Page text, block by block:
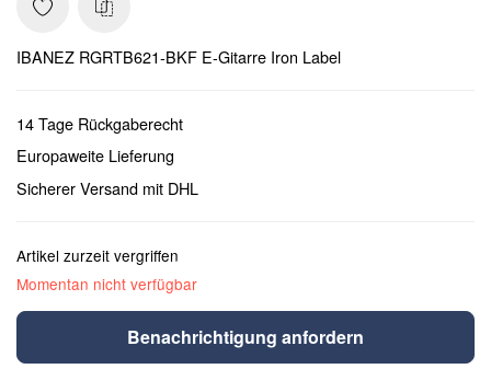
IBANEZ RGRTB621-BKF E-Gitarre Iron Label
14 Tage Rückgaberecht
Europaweite Lieferung
Sicherer Versand mit DHL
Artikel zurzeit vergriffen
Momentan nicht verfügbar
Benachrichtigung anfordern